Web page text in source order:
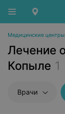
Медицинские центры
Лечение
Копыле 1
Врачи